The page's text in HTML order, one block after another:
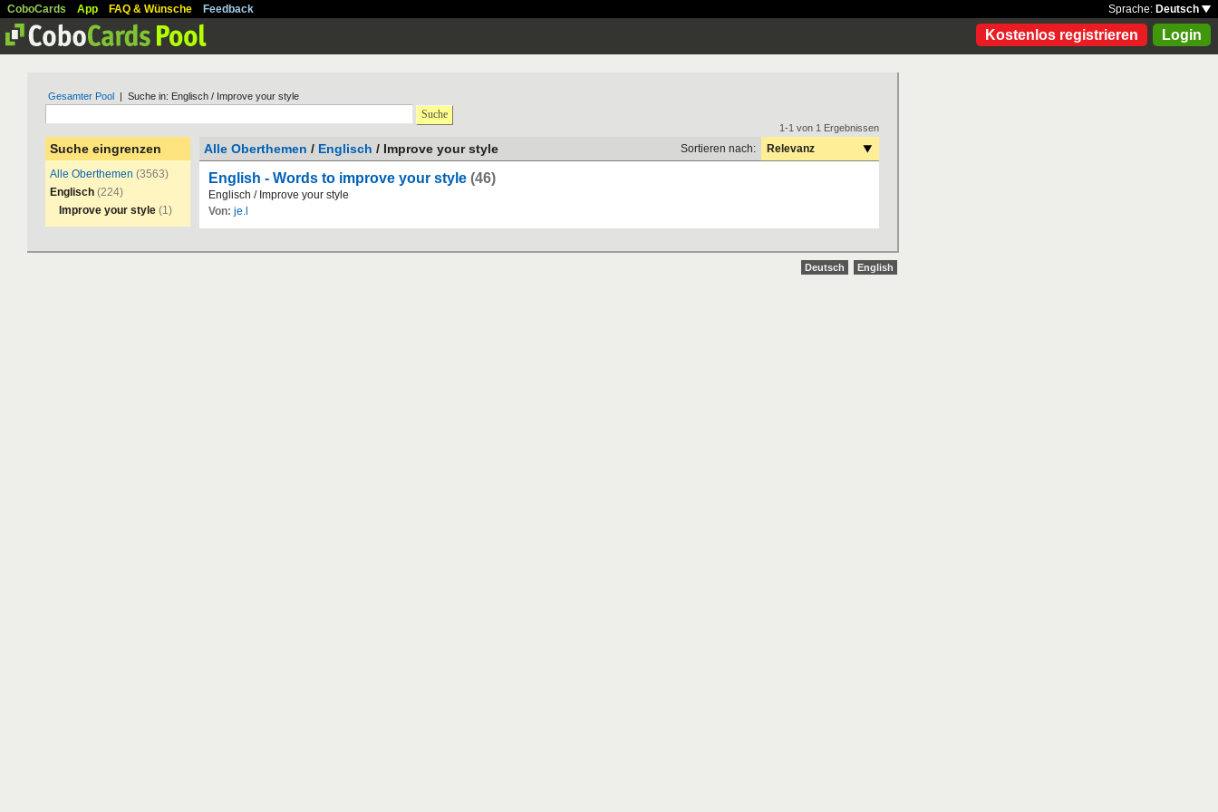
CoboCards App FAQ & Wünsche Feedback Sprache: Deutsch
Kostenlos registrieren Login
Gesamter Pool | Suche in: Englisch / Improve your style
Suche
Suche eingrenzen
Alle Oberthemen (3563)
Englisch (224)
Improve your style (1)
1-1 von 1 Ergebnissen
Alle Oberthemen / Englisch / Improve your style Sortieren nach: Relevanz
English - Words to improve your style (46)
Englisch / Improve your style
Von: je.l
Deutsch English